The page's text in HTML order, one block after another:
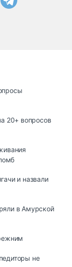
20+ вопросов
и назвали
в Амурской
не